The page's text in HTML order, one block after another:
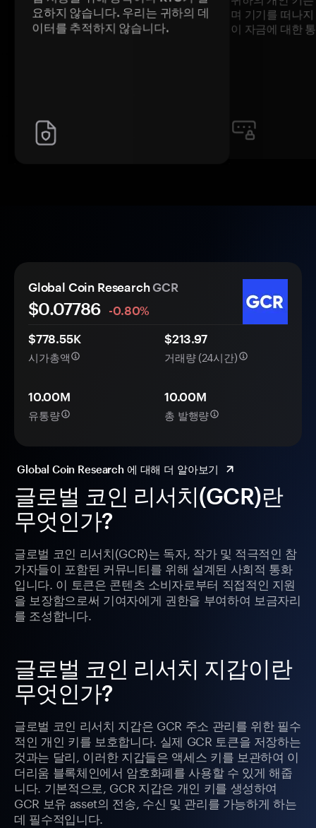
요하지 않습니다. 우리는 귀하의 데
이터를 추적하지 않습니다.
며 기기를 떠나
이 자금에 대한
글로벌 코인 리서치(GCR)란
무엇인가?
글로벌 코인 리서치(GCR)는 독자, 작가 및 적극적인 참
가자들이 포함된 커뮤니티를 위해 설계된 사회적 통화
입니다. 이 토큰은 콘텐츠 소비자로부터 직접적인 지원
을 보장함으로써 기여자에게 권한을 부여하여 보금자리
를 조성합니다.
글로벌 코인 리서치 지갑이란
무엇인가?
글로벌 코인 리서치 지갑은 GCR 주소 관리를 위한 필수
적인 개인 키를 보호합니다. 실제 GCR 토큰을 저장하는
것과는 달리, 이러한 지갑들은 액세스 키를 보관하여 이
더리움 블록체인에서 암호화폐를 사용할 수 있게 해줍
니다. 기본적으로, GCR 지갑은 개인 키를 생성하여
GCR 보유 asset의 전송, 수신 및 관리를 가능하게 하는
데 필수적입니다.
Global Coin ResearchGCR
$0.07786
-0.80%
$778.55K
시가총액
$213.97
거래량 (24시간)
10.00M
유통량
10.00M
총 발행량
Global Coin Research 에 대해 더 알아보기